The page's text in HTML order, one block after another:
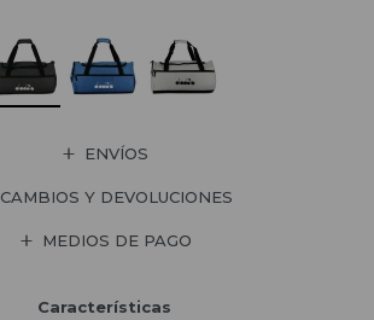
ENVÍOS
CAMBIOS Y DEVOLUCIONES
MEDIOS DE PAGO
Características